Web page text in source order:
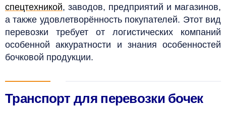
спецтехникой, заводов, предприятий и магазинов,
а также удовлетворённость покупателей. Этот вид
перевозки требует от логистических компаний
особенной аккуратности и знания особенностей
бочковой продукции.
Транспорт для перевозки бочек